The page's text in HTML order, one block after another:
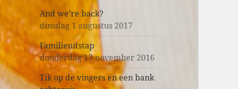
And we’re back?
dinsdag 1 augustus 2017
Familieuitstap
donderdag 17 november 2016
Tik op de vingers en een bank